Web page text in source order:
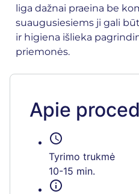
liga dažnai praeina be
suaugusiesiems ji gali
ir higiena išlieka
priemonės.
Apie
schedule
Tyrimo trukmė
10-15 min.
info